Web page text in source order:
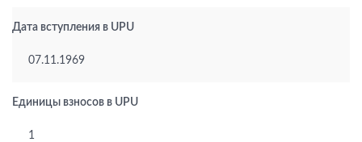
Дата вступления в UPU
07.11.1969
Единицы взносов в UPU
1